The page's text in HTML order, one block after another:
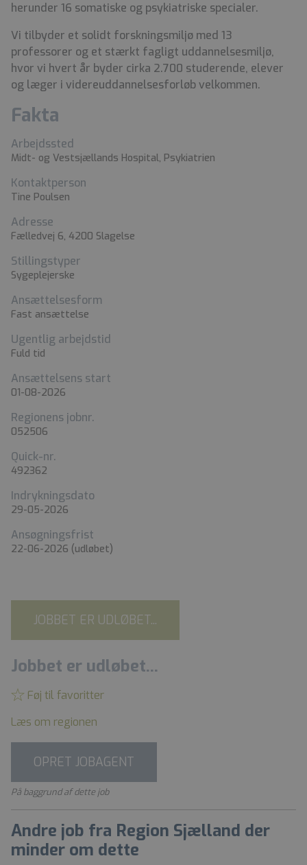
herunder 16 somatiske og psykiatriske specialer.
Vi tilbyder et solidt forskningsmiljø med 13
professorer og et stærkt fagligt uddannelsesmiljø,
hvor vi hvert år byder cirka 2.700 studerende, elever
og læger i videreuddannelsesforløb velkommen.
Fakta
Arbejdssted
Midt- og Vestsjællands Hospital, Psykiatrien
Kontaktperson
Tine Poulsen
Adresse
Fælledvej 6, 4200 Slagelse
Stillingstyper
Sygeplejerske
Ansættelsesform
Fast ansættelse
Ugentlig arbejdstid
Fuld tid
Ansættelsens start
01-08-2026
Regionens jobnr.
052506
Quick-nr.
492362
Indrykningsdato
29-05-2026
Ansøgningsfrist
22-06-2026 (udløbet)
JOBBET ER UDLØBET...
Jobbet er udløbet...
Føj til favoritter
Læs om regionen
OPRET JOBAGENT
På baggrund af dette job
Andre job fra Region Sjælland der
minder om dette